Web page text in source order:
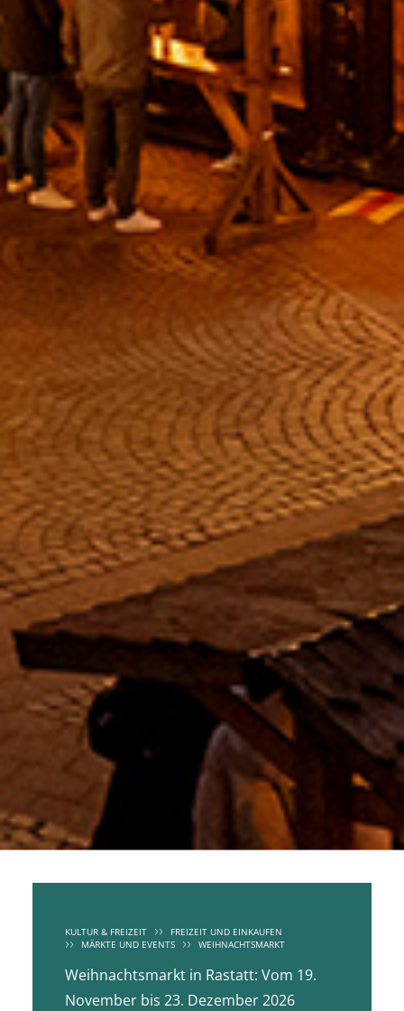
KULTUR & FREIZEIT
FREIZEIT UND EINKAUFEN
MÄRKTE UND EVENTS
WEIHNACHTSMARKT
Weihnachtsmarkt in Rastatt: Vom 19.
November bis 23. Dezember 2026